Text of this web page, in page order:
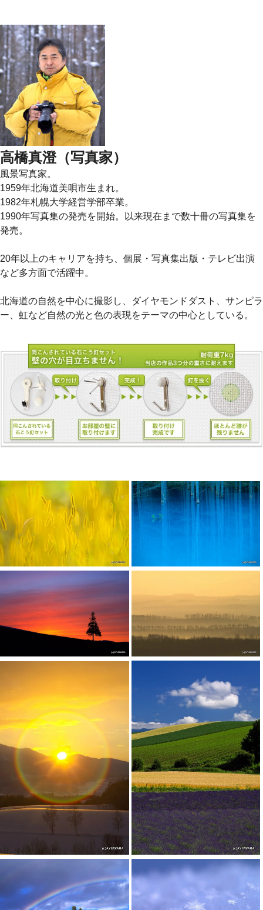
高橋真澄（写真家）
風景写真家。
1959年北海道美唄市生まれ。
1982年札幌大学経営学部卒業。
1990年写真集の発売を開始。以来現在まで数十冊の写真集を
発売。
20年以上のキャリアを持ち、個展・写真集出版・テレビ出演
など多方面で活躍中。
北海道の自然を中心に撮影し、ダイヤモンドダスト、サンピラ
ー、虹など自然の光と色の表現をテーマの中心としている。